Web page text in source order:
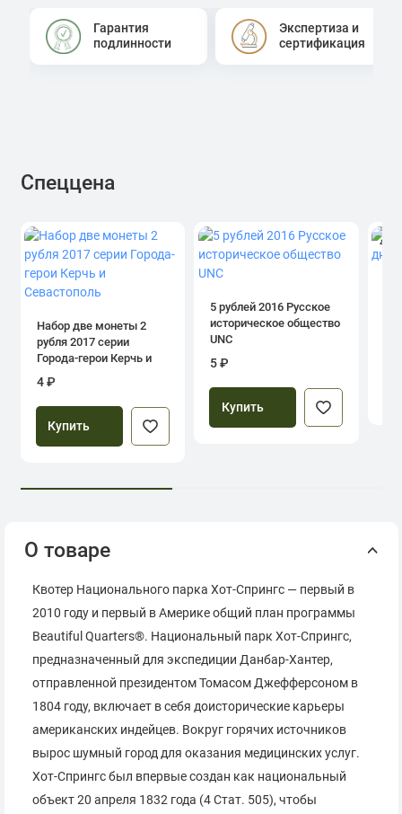
Гарантия
подлинности
Экспертиза и
сертификация
Спеццена
Набор две монеты 2
рубля 2017 серии
Города-герои Керчь и
4 ₽
Купить
5 рублей 2016 Русское
историческое общество
UNC
5 ₽
Купить
4.0
О товаре
Квотер Национального парка Хот-Спрингс — первый в
2010 году и первый в Америке общий план программы
Beautiful Quarters®. Национальный парк Хот-Спрингс,
предназначенный для экспедиции Данбар-Хантер,
отправленной президентом Томасом Джефферсоном в
1804 году, включает в себя доисторические карьеры
американских индейцев. Вокруг горячих источников
вырос шумный город для оказания медицинских услуг.
Хот-Спрингс был впервые создан как национальный
объект 20 апреля 1832 года (4 Стат. 505), чтобы